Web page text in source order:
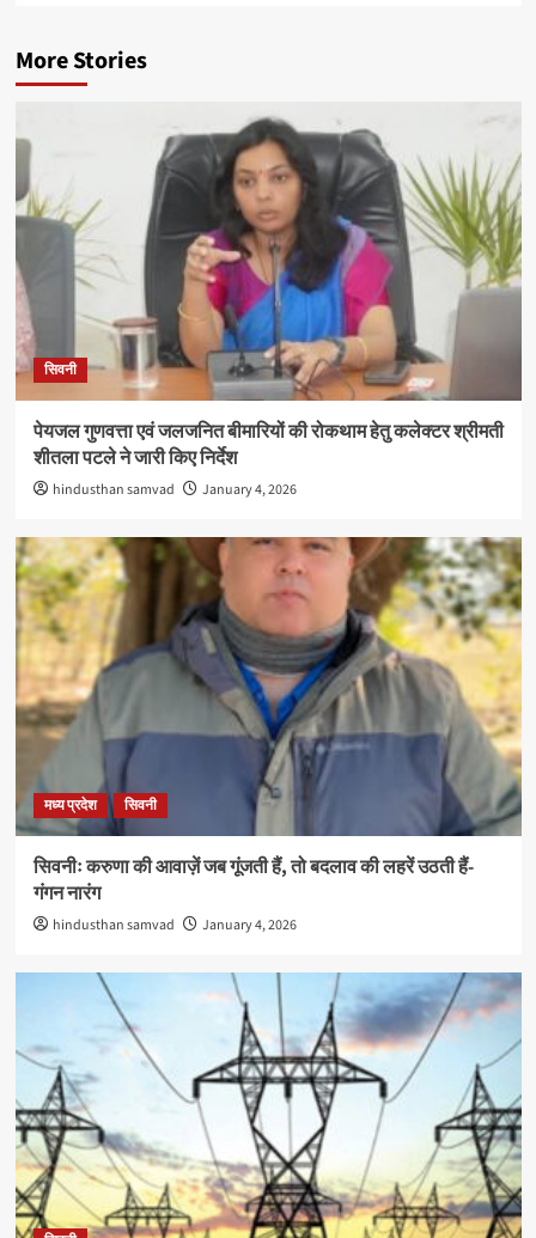
More Stories
सिवनी
पेयजल गुणवत्ता एवं जलजनित बीमारियों की रोकथाम हेतु कलेक्टर श्रीमती
शीतला पटले ने जारी किए निर्देश
hindusthan samvad January 4, 2026
मध्य प्रदेश सिवनी
सिवनीः करुणा की आवाज़ें जब गूंजती हैं, तो बदलाव की लहरें उठती हैं-
गंगन नारंग
hindusthan samvad January 4, 2026